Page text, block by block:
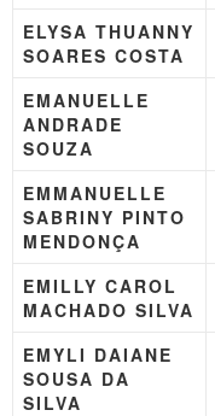
ELYSA THUANNY
SOARES COSTA
EMANUELLE
ANDRADE
SOUZA
EMMANUELLE
SABRINY PINTO
MENDONÇA
EMILLY CAROL
MACHADO SILVA
EMYLI DAIANE
SOUSA DA
SILVA